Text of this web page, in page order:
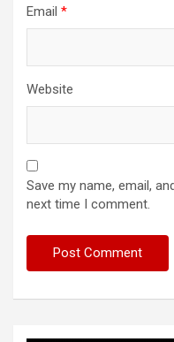
Email *
Website
Save my name, email,
next time I comment.